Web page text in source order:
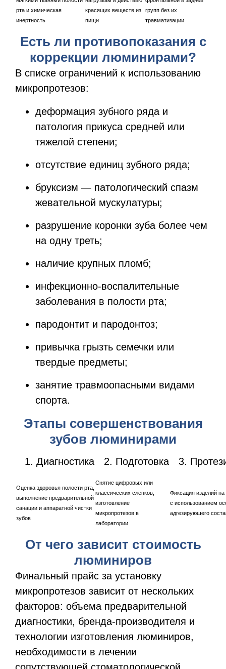
рта и химическая
инертность
красящих веществ из
пищи
групп без их
травматизации
Есть ли противопоказания с
коррекции люминирами?
В списке ограничений к использованию
микропротезов:
деформация зубного ряда и
патология прикуса средней или
тяжелой степени;
отсутствие единиц зубного ряда;
бруксизм — патологический спазм
жевательной мускулатуры;
разрушение коронки зуба более чем
на одну треть;
наличие крупных пломб;
инфекционно-воспалительные
заболевания в полости рта;
пародонтит и пародонтоз;
привычка грызть семечки или
твердые предметы;
занятие травмоопасными видами
спорта.
Этапы совершенствования
зубов люминирами
Диагностика Подготовка
Оценка здоровья полости рта,
выполнение предварительной
санации и аппаратной чистки
зубов
Снятие цифровых или
классических слепков,
изготовление
микропротезов в
лаборатории
Фиксация изделий
с использованием
адгезирующего
От чего зависит стоимость
люминиров
Финальный прайс за установку
микропротезов зависит от нескольких
факторов: объема предварительной
диагностики, бренда-производителя и
технологии изготовления люминиров,
необходимости в лечении